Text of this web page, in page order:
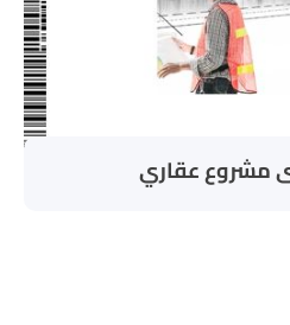
مشروع عقاري